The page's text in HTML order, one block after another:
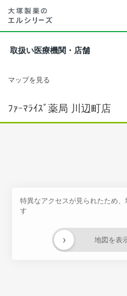
取扱い医療機関・店舗
マップを見る
ﾌｧｰﾏﾗｲｽﾞ薬局 川辺町店
特異なアクセスが見られたため
す
地図を表
›